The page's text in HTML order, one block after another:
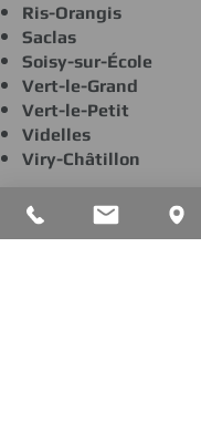
Ris-Orangis
Saclas
Soisy-sur-École
Vert-le-Grand
Vert-le-Petit
Videlles
Viry-Châtillon
RETOUR